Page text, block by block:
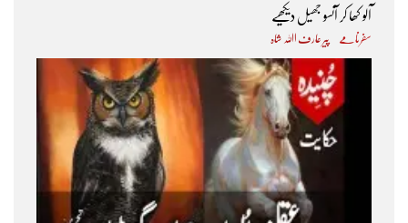
آلو کھا کر آنسو جھیل دیکھیے
سفرنامے پیر عارف اﷲ شاہ